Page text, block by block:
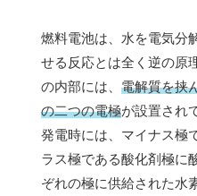
燃料電池は、水を電気分
せる反応とは全く逆の原
の内部には、 電解質を挟
の二つの電極が設置され
発電時には、マイナス極
ラス極である酸化剤極に
ぞれの極に供給された水